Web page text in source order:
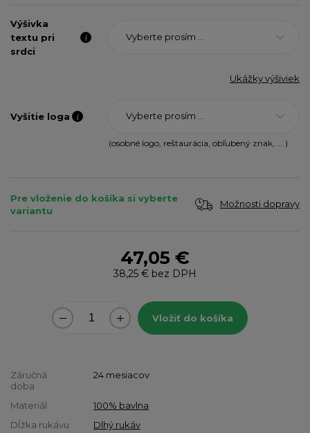
Výšivka
textu pri
srdci
Vyberte prosím ...
Ukážky výšiviek
Vyšitie loga Vyberte prosím ...
(osobné logo, reštaurácia, obľubený znak, ... )
Pre vloženie do košíka si vyberte
variantu
Možnosti dopravy
47,05 €
38,25 € bez DPH
Vložiť do košíka
Záručná
doba
24 mesiacov
Materiál
100% bavlna
Dĺžka rukávu
Dlhý rukáv